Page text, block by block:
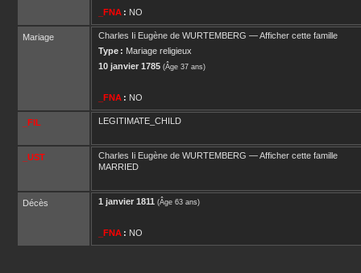
_FNA : NO
Mariage Charles Ii Eugène de WURTEMBERG —Afficher cette famille
Type : Mariage religieux
10 janvier 1785 (Âge 37 ans)
_FNA : NO
_FIL LEGITIMATE_CHILD
_UST Charles Ii Eugène de WURTEMBERG —Afficher cette famille
MARRIED
Décès 1 janvier 1811 (Âge 63 ans)
_FNA : NO